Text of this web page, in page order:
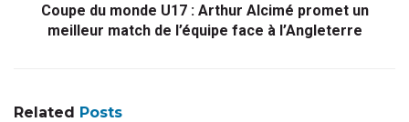
Coupe du monde U17 : Arthur Alcimé promet un
meilleur match de l’équipe face à l’Angleterre
Related Posts